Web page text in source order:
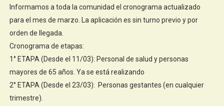
Informamos a toda la comunidad el cronograma actualizado
para el mes de marzo. La aplicación es sin turno previo y por
orden de llegada.
Cronograma de etapas:
1° ETAPA (Desde el 11/03): Personal de salud y personas
mayores de 65 años. Ya se está realizando
2° ETAPA (Desde el 23/03): Personas gestantes (en cualquier
trimestre).